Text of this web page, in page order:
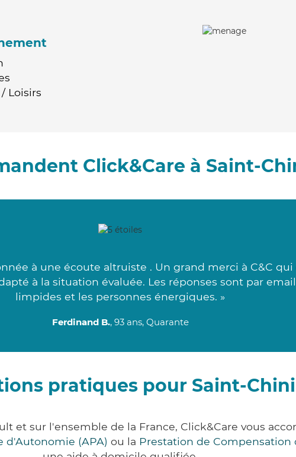
Loisirs
Click&Care à Saint-
à une écoute altruiste . Un grand merci à C&C
à la situation évaluée. Les réponses sont par
limpides et les personnes énergiques. »
Ferdinand B., 93 ans, Quarante
pratiques pour Saint-
et sur l'ensemble de la France, Click&Care vous
d'Autonomie (APA) ou la Prestation de Compensation